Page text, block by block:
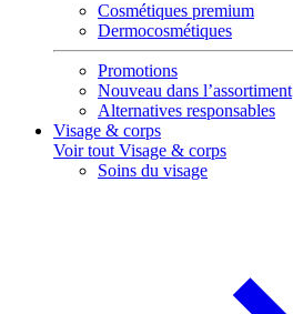
Cosmétiques premium
Dermocosmétiques
Promotions
Nouveau dans l’assortiment
Alternatives responsables
Visage & corps
Voir tout Visage & corps
Soins du visage